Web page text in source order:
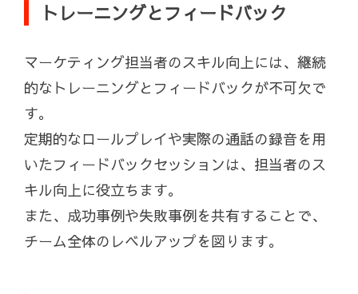
トレーニングとフィードバック
マーケティング担当者のスキル向上には、継続
的なトレーニングとフィードバックが不可欠で
す。
定期的なロールプレイや実際の通話の録音を用
いたフィードバックセッションは、担当者のス
キル向上に役立ちます。
また、成功事例や失敗事例を共有することで、
チーム全体のレベルアップを図ります。